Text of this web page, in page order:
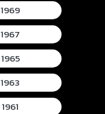
1969
1967
1965
1963
1961